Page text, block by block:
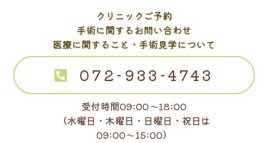
クリニックご予約
手術に関するお問い合わせ
医療に関すること・手術見学について
072-933-4743
受付時間09:00～18:00
（水曜日・木曜日・日曜日・祝日は
09:00～15:00）